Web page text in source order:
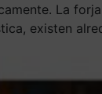
La
existen